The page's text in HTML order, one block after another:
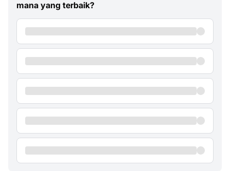
mana yang terbaik?